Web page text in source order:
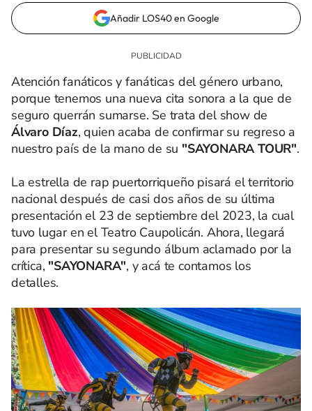
Añadir LOS40 en Google
Atención fanáticos y fanáticas del género urbano,
porque tenemos una nueva cita sonora a la que de
seguro querrán sumarse. Se trata del show de
Álvaro Díaz, quien acaba de confirmar su regreso a
nuestro país de la mano de su "SAYONARA TOUR".
La estrella de rap puertorriqueño pisará el territorio
nacional después de casi dos años de su última
presentación el 23 de septiembre del 2023, la cual
tuvo lugar en el Teatro Caupolicán. Ahora, llegará
para presentar su segundo álbum aclamado por la
crítica, "SAYONARA", y acá te contamos los
detalles.